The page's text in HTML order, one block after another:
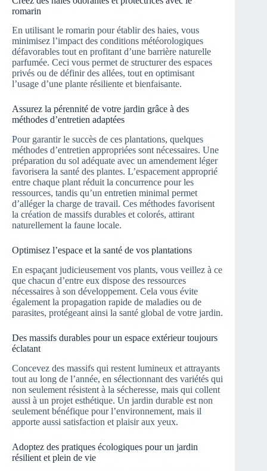
romarin
En utilisant le romarin pour établir des haies, vous
minimisez l’impact des conditions météorologiques
défavorables tout en profitant d’une barrière naturelle
parfumée. Ceci vous permet de structurer des espaces
privés ou de définir des allées, tout en optimisant
l’usage d’une plante résiliente et bienfaisante.
Assurez la pérennité de votre jardin grâce à des
méthodes d’entretien adaptées
Pour garantir le succès de ces plantations, quelques
méthodes d’entretien appropriées sont nécessaires. Une
préparation du sol adéquate avec un amendement léger
favorisera la santé des plantes. L’espacement approprié
entre chaque plant réduit la concurrence pour les
ressources, tandis qu’un entretien minimal permet
d’alléger la charge de travail. Ces méthodes favorisent
la création de massifs durables et colorés, attirant
naturellement la faune locale.
Optimisez l’espace et la santé de vos plantations
En espaçant judicieusement vos plants, vous veillez à ce
que chacun d’entre eux dispose des ressources
nécessaires à son développement. Cela vous évite
également la propagation rapide de maladies ou de
parasites, protégeant ainsi la santé global de votre jardin.
Des massifs durables pour un espace extérieur toujours
éclatant
Concevez des massifs qui restent lumineux et attrayants
tout au long de l’année, en sélectionnant des variétés qui
non seulement résistent à la sécheresse, mais qui collent
aussi à un projet esthétique. Un jardin durable est non
seulement bénéfique pour l’environnement, mais il
apporte aussi satisfaction et plaisir aux yeux.
Adoptez des pratiques écologiques pour un jardin
résilient et plein de vie